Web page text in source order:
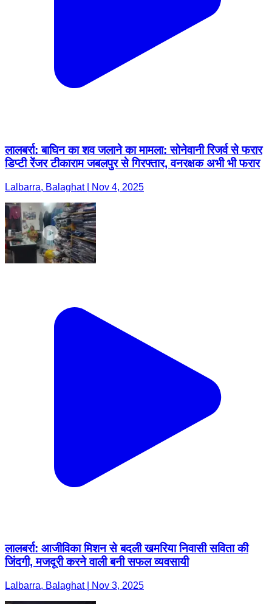
लालबर्रा: बाघिन का शव जलाने का मामला: सोनेवानी रिजर्व से फरार
डिप्टी रेंजर टीकाराम जबलपुर से गिरफ्तार, वनरक्षक अभी भी फरार
Lalbarra, Balaghat | Nov 4, 2025
लालबर्रा: आजीविका मिशन से बदली खमरिया निवासी सविता की
जिंदगी, मजदूरी करने वाली बनी सफल व्यवसायी
Lalbarra, Balaghat | Nov 3, 2025